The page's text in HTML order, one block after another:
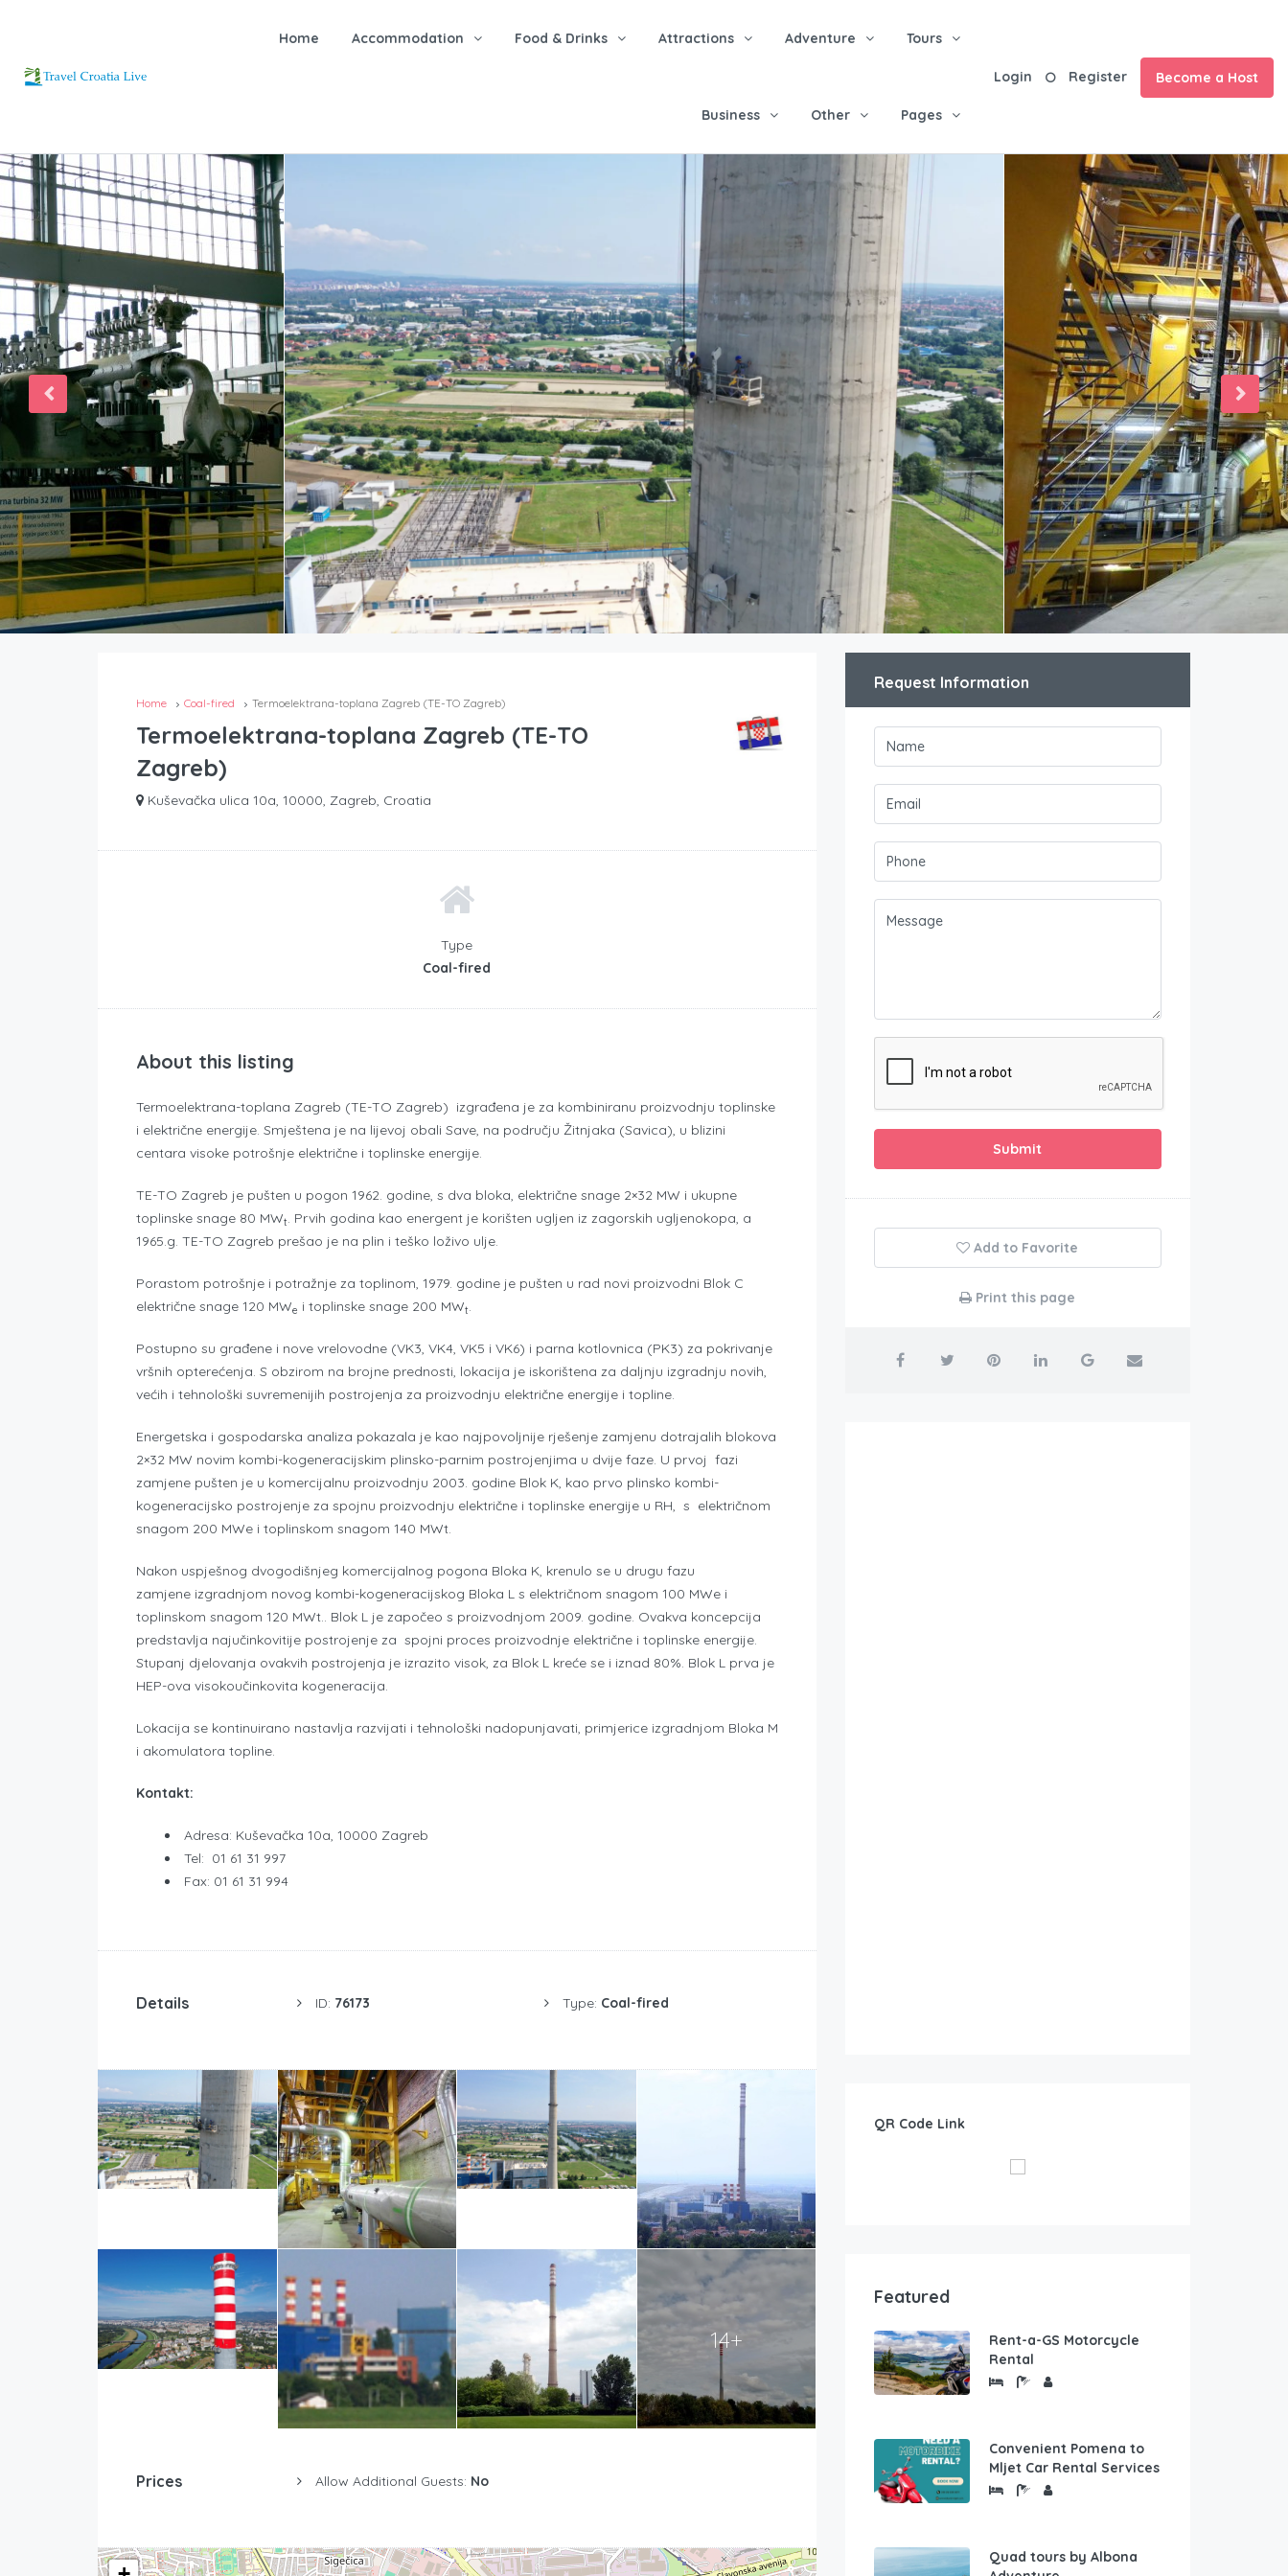
Home Accommodation Food & Drinks Attractions Adventure Tours
Business Other Pages
Login Register Become a Host
Home Coal-fired Termoelektrana-toplana Zagreb (TE-TO Zagreb)
Termoelektrana-toplana Zagreb (TE-TO
Zagreb)
Kuševačka ulica 10a, 10000, Zagreb, Croatia
Type
Coal-fired
About this listing
Termoelektrana-toplana Zagreb (TE-TO Zagreb) izgrađena je za kombiniranu proizvodnju toplinske
i električne energije. Smještena je na lijevoj obali Save, na području Žitnjaka (Savica), u blizini
centara visoke potrošnje električne i toplinske energije.
TE-TO Zagreb je pušten u pogon 1962. godine, s dva bloka, električne snage 2×32 MW i ukupne
toplinske snage 80 MWt. Prvih godina kao energent je korišten ugljen iz zagorskih ugljenokopa, a
1965.g. TE-TO Zagreb prešao je na plin i teško loživo ulje.
Porastom potrošnje i potražnje za toplinom, 1979. godine je pušten u rad novi proizvodni Blok C
električne snage 120 MWe i toplinske snage 200 MWt.
Postupno su građene i nove vrelovodne (VK3, VK4, VK5 i VK6) i parna kotlovnica (PK3) za pokrivanje
vršnih opterećenja. S obzirom na brojne prednosti, lokacija je iskorištena za daljnju izgradnju novih,
većih i tehnološki suvremenijih postrojenja za proizvodnju električne energije i topline.
Energetska i gospodarska analiza pokazala je kao najpovoljnije rješenje zamjenu dotrajalih blokova
2×32 MW novim kombi-kogeneracijskim plinsko-parnim postrojenjima u dvije faze. U prvoj fazi
zamjene pušten je u komercijalnu proizvodnju 2003. godine Blok K, kao prvo plinsko kombi-
kogeneracijsko postrojenje za spojnu proizvodnju električne i toplinske energije u RH, s električnom
snagom 200 MWe i toplinskom snagom 140 MWt.
Nakon uspješnog dvogodišnjeg komercijalnog pogona Bloka K, krenulo se u drugu fazu
zamjene izgradnjom novog kombi-kogeneracijskog Bloka L s električnom snagom 100 MWe i
toplinskom snagom 120 MWt.. Blok L je započeo s proizvodnjom 2009. godine. Ovakva koncepcija
predstavlja najučinkovitije postrojenje za spojni proces proizvodnje električne i toplinske energije.
Stupanj djelovanja ovakvih postrojenja je izrazito visok, za Blok L kreće se i iznad 80%. Blok L prva je
HEP-ova visokoučinkovita kogeneracija.
Lokacija se kontinuirano nastavlja razvijati i tehnološki nadopunjavati, primjerice izgradnjom Bloka M
i akomulatora topline.
Kontakt:
Adresa: Kuševačka 10a, 10000 Zagreb
Tel: 01 61 31 997
Fax: 01 61 31 994
Details ID: 76173 Type: Coal-fired
14+
Prices Allow Additional Guests: No
Request Information
Submit
Add to Favorite
Print this page
QR Code Link
Featured
Rent-a-GS Motorcycle
Rental
Convenient Pomena to
Mljet Car Rental Services
Quad tours by Albona